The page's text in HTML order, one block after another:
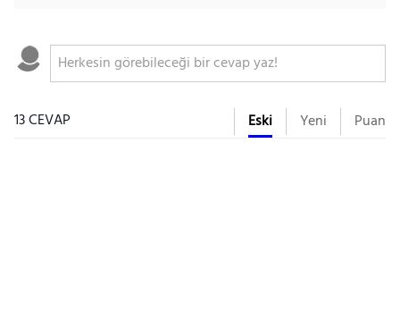
13 CEVAP Eski Yeni Puan